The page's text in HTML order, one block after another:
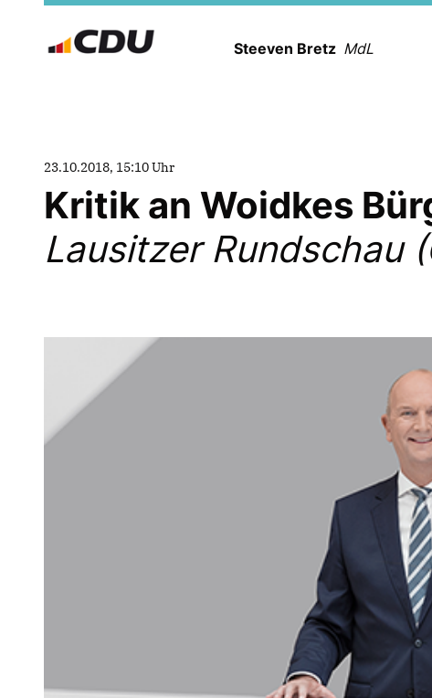
Steeven Bretz MdL
23.10.2018, 15:10 Uhr
Kritik an Woidkes
Lausitzer Rundschau